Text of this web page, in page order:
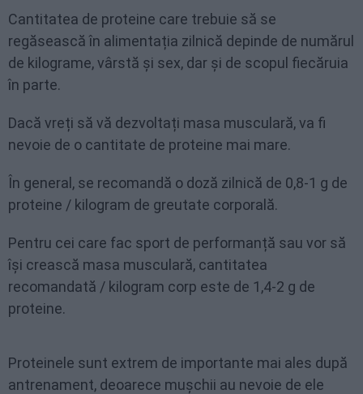
Cantitatea de proteine care trebuie să se
regăsească în alimentația zilnică depinde de numărul
de kilograme, vârstă și sex, dar și de scopul fiecăruia
în parte.
Dacă vreți să vă dezvoltați masa musculară, va fi
nevoie de o cantitate de proteine mai mare.
În general, se recomandă o doză zilnică de 0,8-1 g de
proteine / kilogram de greutate corporală.
Pentru cei care fac sport de performanță sau vor să
își crească masa musculară, cantitatea
recomandată / kilogram corp este de 1,4-2 g de
proteine.
Proteinele sunt extrem de importante mai ales după
antrenament, deoarece mușchii au nevoie de ele